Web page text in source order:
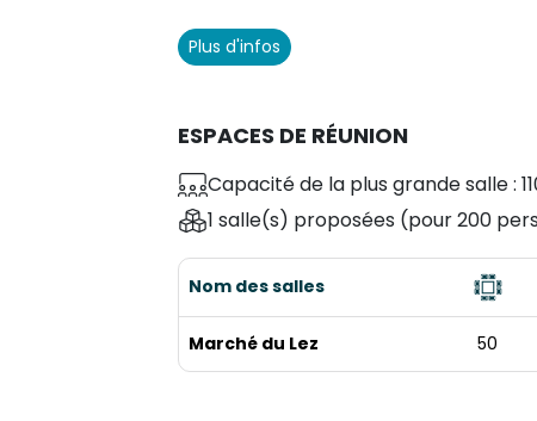
Plus d'infos
ESPACES DE RÉUNION
Capacité de la plus grande salle :
1 salle(s) proposées (pour 200
Nom des salles
Marché du Lez 50